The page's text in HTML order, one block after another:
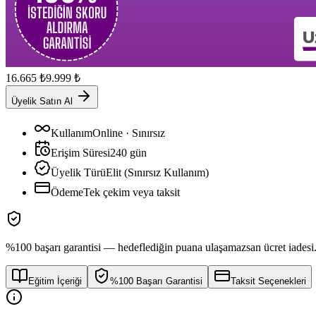
16.665 ₺9.999 ₺
Üyelik Satın Al
KullanımOnline · Sınırsız
Erişim Süresi240 gün
Üyelik TürüElit (Sınırsız Kullanım)
ÖdemeTek çekim veya taksit
%100 başarı garantisi — hedeflediğin puana ulaşamazsan ücret iadesi.
Eğitim İçeriği %100 Başarı Garantisi Taksit Seçenekleri